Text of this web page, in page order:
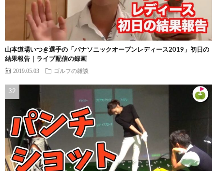
山本道場いつき選手の「パナソニックオープンレディース2019」初日の
結果報告｜ライブ配信の録画
2019.05.03 ゴルフの雑談